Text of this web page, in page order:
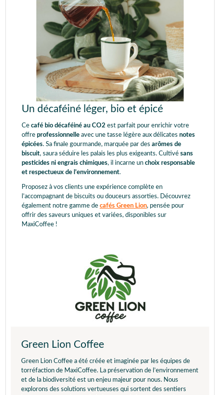
Un décaféiné léger, bio et épicé
Ce café bio décaféiné au CO2 est parfait pour enrichir votre
offre professionnelle avec une tasse légère aux délicates notes
épicées. Sa finale gourmande, marquée par des arômes de
biscuit, saura séduire les palais les plus exigeants. Cultivé sans
pesticides ni engrais chimiques, il incarne un choix responsable
et respectueux de l’environnement.
Proposez à vos clients une expérience complète en
l’accompagnant de biscuits ou douceurs assorties. Découvrez
également notre gamme de cafés Green Lion, pensée pour
offrir des saveurs uniques et variées, disponibles sur
MaxiCoffee !
Green Lion Coffee
Green Lion Coffee a été créée et imaginée par les équipes de
torréfaction de MaxiCoffee. La préservation de l’environnement
et de la biodiversité est un enjeu majeur pour nous. Nous
explorons des solutions vertueuses qui sortent des sentiers